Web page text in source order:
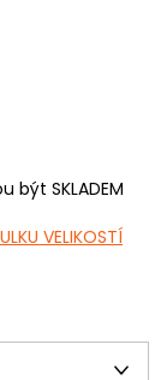
být SKLADEM
VELIKOSTÍ